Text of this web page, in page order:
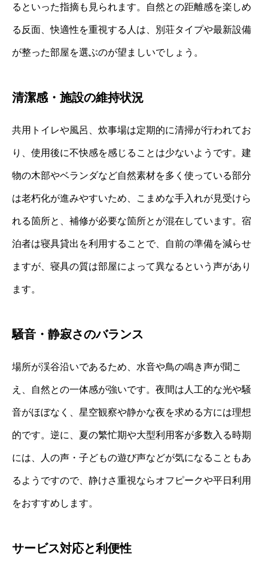
るといった指摘も見られます。自然との距離感を楽しめ
る反面、快適性を重視する人は、別荘タイプや最新設備
が整った部屋を選ぶのが望ましいでしょう。
清潔感・施設の維持状況
共用トイレや風呂、炊事場は定期的に清掃が行われてお
り、使用後に不快感を感じることは少ないようです。建
物の木部やベランダなど自然素材を多く使っている部分
は老朽化が進みやすいため、こまめな手入れが見受けら
れる箇所と、補修が必要な箇所とが混在しています。宿
泊者は寝具貸出を利用することで、自前の準備を減らせ
ますが、寝具の質は部屋によって異なるという声があり
ます。
騒音・静寂さのバランス
場所が渓谷沿いであるため、水音や鳥の鳴き声が聞こ
え、自然との一体感が強いです。夜間は人工的な光や騒
音がほぼなく、星空観察や静かな夜を求める方には理想
的です。逆に、夏の繁忙期や大型利用客が多数入る時期
には、人の声・子どもの遊び声などが気になることもあ
るようですので、静けさ重視ならオフピークや平日利用
をおすすめします。
サービス対応と利便性